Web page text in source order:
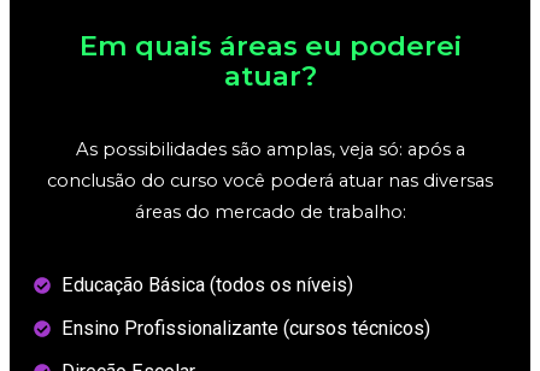
Em quais áreas eu poderei
atuar?
As possibilidades são amplas, veja só: após a
conclusão do curso você poderá atuar nas diversas
áreas do mercado de trabalho:
Educação Básica (todos os níveis)
Ensino Profissionalizante (cursos técnicos)